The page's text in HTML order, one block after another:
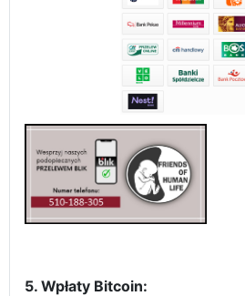
5. Wpłaty Bitcoin: